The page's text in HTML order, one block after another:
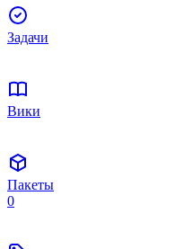
Задачи
Вики
Пакеты
0